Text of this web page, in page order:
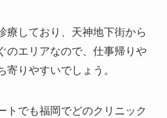
療しており、天神地下街から
のエリアなので、仕事帰りや
寄りやすいでしょう。
トでも福岡でどのクリニック